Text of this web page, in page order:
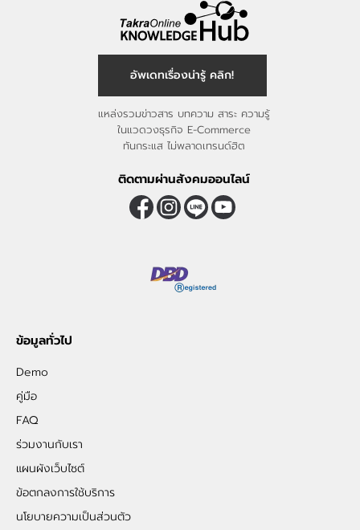
อัพเดทเรื่องน่ารู้ คลิก!
แหล่งรวมข่าวสาร บทความ สาระ ความรู้
ในแวดวงธุรกิจ E-Commerce
ทันกระแส ไม่พลาดเทรนด์ฮิต
ติดตามผ่านสังคมออนไลน์
ข้อมูลทั่วไป
Demo
คู่มือ
FAQ
ร่วมงานกับเรา
แผนผังเว็บไซต์
ข้อตกลงการใช้บริการ
นโยบายความเป็นส่วนตัว